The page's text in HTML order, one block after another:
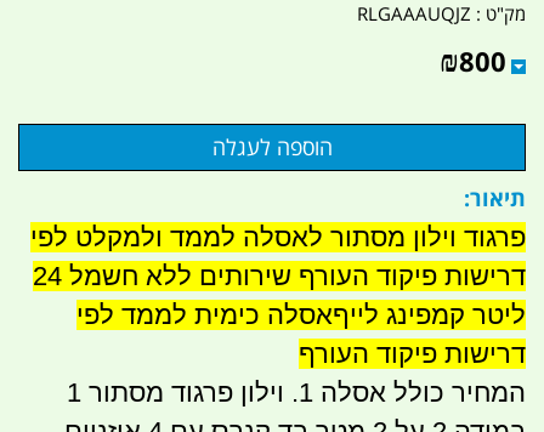
מק"ט : RLGAAAUQJZ
₪800
תיאור:
פרגוד וילון מסתור לאסלה לממד ולמקלט לפי
דרישות פיקוד העורף שירותים ללא חשמל 24
ליטר קמפינג לייףאסלה כימית לממד לפי
דרישות פיקוד העורף
המחיר כולל אסלה 1. וילון פרגוד מסתור 1